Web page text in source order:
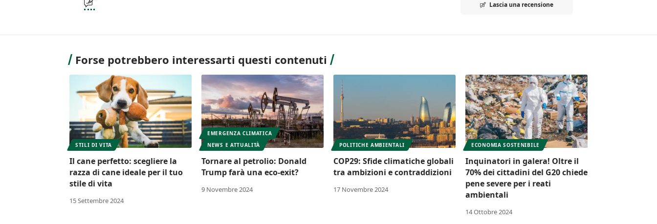
Lascia una recensione
Forse potrebbero interessarti questi contenuti
STILI DI VITA
Il cane perfetto: scegliere la
razza di cane ideale per il tuo
stile di vita
15 Settembre 2024
EMERGENZA CLIMATICA
NEWS E ATTUALITÀ
Tornare al petrolio: Donald
Trump farà una eco-exit?
9 Novembre 2024
POLITICHE AMBIENTALI
COP29: Sfide climatiche globali
tra ambizioni e contraddizioni
17 Novembre 2024
ECONOMIA SOSTENIBILE
Inquinatori in galera! Oltre il
70% dei cittadini del G20 chiede
pene severe per i reati
ambientali
14 Ottobre 2024